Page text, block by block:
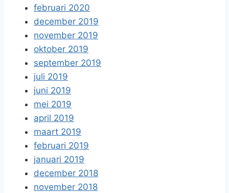
februari 2020
december 2019
november 2019
oktober 2019
september 2019
juli 2019
juni 2019
mei 2019
april 2019
maart 2019
februari 2019
januari 2019
december 2018
november 2018